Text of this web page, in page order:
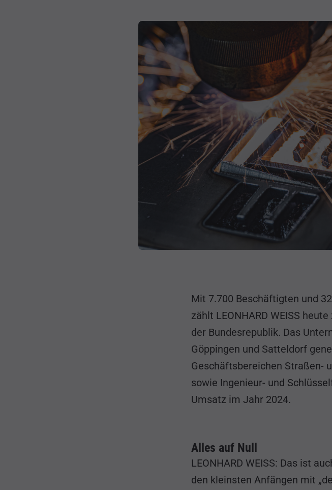
Mit 7.700 Beschäftigten und
zählt LEONHARD WEISS
der Bundesrepublik. Das
Göppingen und Satteldorf
Geschäftsbereichen Straßen-
sowie Ingenieur- und
Umsatz im Jahr 2024.
Alles auf Null
LEONHARD WEISS: Das ist
den kleinsten Anfängen mit